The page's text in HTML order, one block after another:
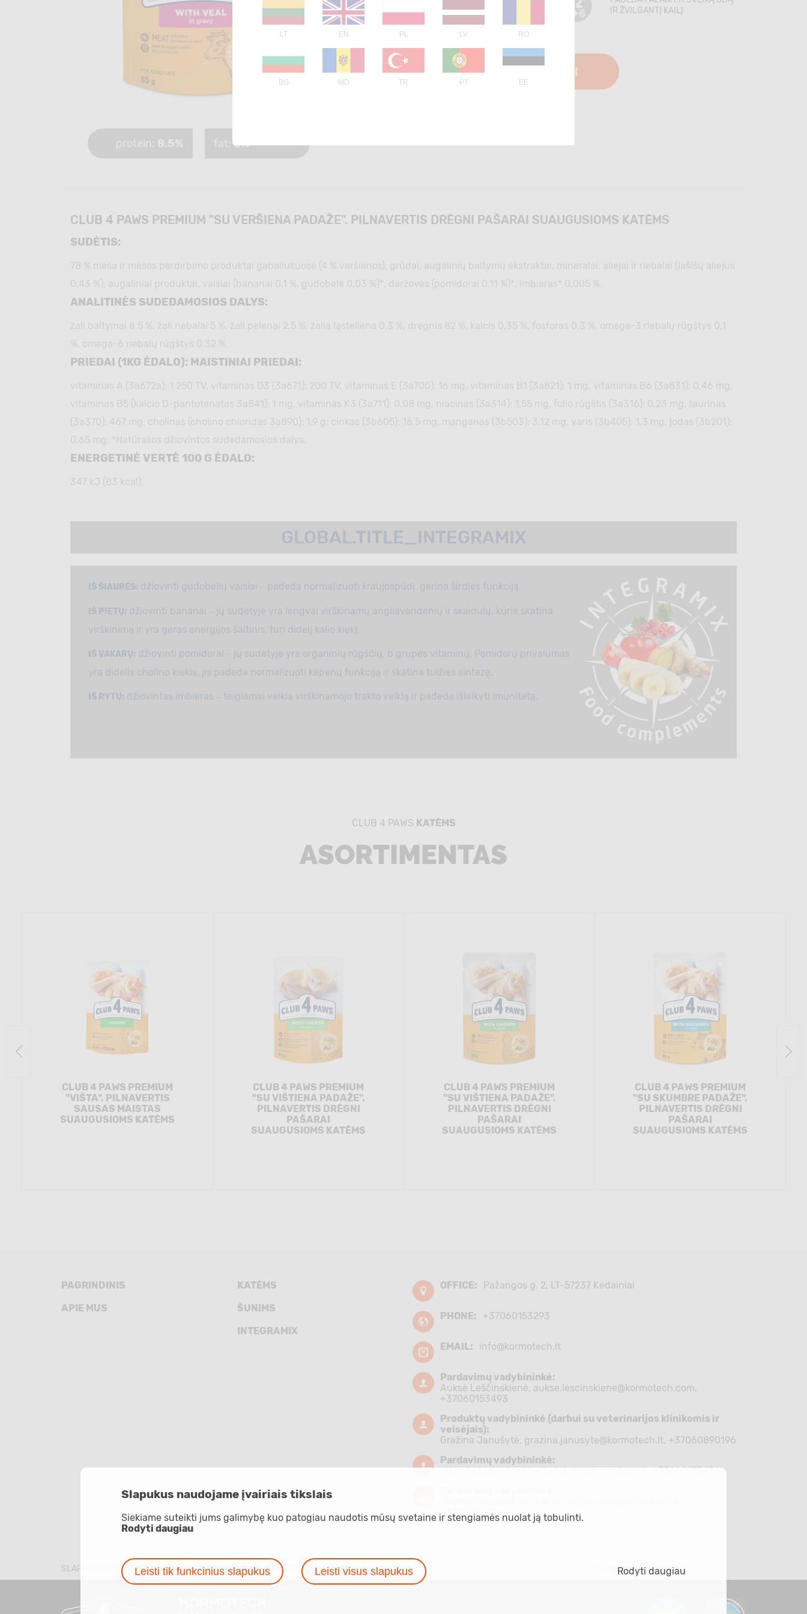
fat:5%
KIEKVIENAME GABALIUKE
IR ŽVILGANTĮ KAILĮ
PIRKTI
CLUB 4 PAWS PREMIUM "SU VERŠIENA PADAŽE". PILNAVERTIS DRĖGNI PAŠARAI SUAUGUSIOMS KATĖMS
SUDĖTIS:
78 % mėsa ir mėsos perdirbimo produktai gabaliukuose (4 % veršienos), grūdai, augalinių baltymų ekstraktai, mineralai, aliejai ir riebalai (lašišų aliejus
0,43 %), augaliniai produktai, vaisiai (bananai 0,1 %, gudobelė 0,03 %)*, daržovės (pomidorai 0,11 %)*, imbieras* 0,005 %.
ANALITINĖS SUDEDAMOSIOS DALYS:
žali baltymai 8,5 %, žali riebalai 5 %, žali pelenai 2,5 %, žalia ląsteliena 0,3 %, drėgnis 82 %, kalcis 0,35 %, fosforas 0,3 %, omega-3 riebalų rūgštys 0,1
%, omega-6 riebalų rūgštys 0,32 %.
PRIEDAI (1KG ĖDALO): MAISTINIAI PRIEDAI:
vitaminas A (3а672а): 1 250 TV, vitaminas D3 (3а671): 200 TV, vitaminas Е (3а700): 16 mg, vitaminas В1 (3а821): 1 mg, vitaminas B6 (3a831): 0,46 mg,
vitaminas B5 (kalciо D-pantotenatas 3a841): 1 mg, vitaminas K3 (3a711): 0,08 mg, niacinas (3a314): 1,55 mg, folio rūgštis (3а316): 0,23 mg, taurinas
(3а370): 467 mg, cholinas (cholino chloridas 3а890): 1,9 g; cinkas (3b605): 16,5 mg, manganas (3b503): 3,12 mg, varis (3b405): 1,3 mg, jodas (3b201):
0,65 mg. *Natūralios džiovintos sudedamosios dalys.
ENERGETINĖ VERTĖ 100 G ĖDALO:
347 kJ (83 kcal).
GLOBAL.TITLE_INTEGRAMIX
IŠ ŠIAURĖS: džiovinti gudobelių vaisiai ‒ padeda normalizuoti kraujospūdį, gerina širdies funkciją.
IŠ PIETŲ: džiovinti bananai ‒ jų sudėtyje yra lengvai virškinamų angliavandenių ir skaidulų, kurie skatina
virškinimą ir yra geras energijos šaltinis, turi didelį kalio kiekį.
IŠ VAKARŲ: džiovinti pomidorai ‒ jų sudėtyje yra organinių rūgščių, b grupės vitaminų. Pomidorų privalumas
yra didelis cholino kiekis, jis padeda normalizuoti kepenų funkciją ir skatina tulžies sintezę.
IŠ RYTŲ: džiovintas imbieras ‒ teigiamai veikia virškinamojo trakto veiklą ir padeda išlaikyti imunitetą.
CLUB 4 PAWS KATĖMS
ASORTIMENTAS
CLUB 4 PAWS PREMIUM
"VIŠTA". PILNAVERTIS
SAUSAS MAISTAS
SUAUGUSIOMS KATĖMS
CLUB 4 PAWS PREMIUM
"SU VIŠTIENA PADAŽE".
PILNAVERTIS DRĖGNI
PAŠARAI
SUAUGUSIOMS KATĖMS
CLUB 4 PAWS PREMIUM
"SU VIŠTIENA PADAŽE".
PILNAVERTIS DRĖGNI
PAŠARAI
SUAUGUSIOMS KATĖMS
CLUB 4 PAWS PREMIUM
"SU SKUMBRE PADAŽE".
PILNAVERTIS DRĖGNI
PAŠARAI
SUAUGUSIOMS KATĖMS
PAGRINDINIS
APIE MUS
KATĖMS
ŠUNIMS
INTEGRAMIX
OFFICE: Pažangos g. 2, LT-57237 Kėdainiai
PHONE: +37060153293
EMAIL: info@kormotech.lt
Pardavimų vadybininkė:
Auksė Leščinskienė, aukse.lescinskiene@kormotech.com,
+37060153493
Produktų vadybininkė (darbui su veterinarijos klinikomis ir
veisėjais):
Gražina Janušytė, grazina.janusyte@kormotech.lt, +37060890196
Pardavimų vadybininkė:
Viktorija Liekytė,viktorija.liekyte@kormotech.lt, +37060153431
+37060890214
SLAPUKŲ NUOSTATAI PRIVATUMO NUOSTATAI NAUDOJIMO SĄLYGOS Product catalog
LT EN PL LV RO
BG MD TR PT EE
Slapukus naudojame įvairiais tikslais
Siekiame suteikti jums galimybę kuo patogiau naudotis mūsų svetaine ir stengiamės nuolat ją tobulinti.
Rodyti daugiau
Leisti tik funkcinius slapukus Leisti visus slapukus Rodyti daugiau